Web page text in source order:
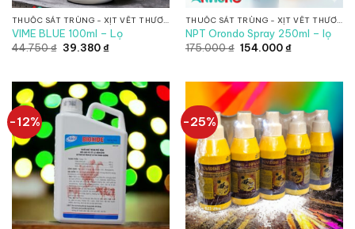
THUỐC SÁT TRÙNG - XỊT VẾT THƯƠNG
VIME BLUE 100ml – Lọ
44.750₫ Giá
gốc
39.380₫Giá
hiện
39.380 ₫.
THUỐC SÁT TRÙNG - XỊT VẾT THƯƠNG
NPT Orondo Spray 250ml – lọ
175.000₫ Giá
gốc
154.000₫Giá
hiện
154.000 ₫.
-12% -25%